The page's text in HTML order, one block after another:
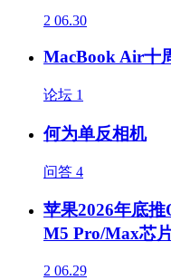
2 06.30
MacBook Air十
论坛 1
何为单反相机
问答 4
苹果2026年底
M5 Pro/Max芯
2 06.29